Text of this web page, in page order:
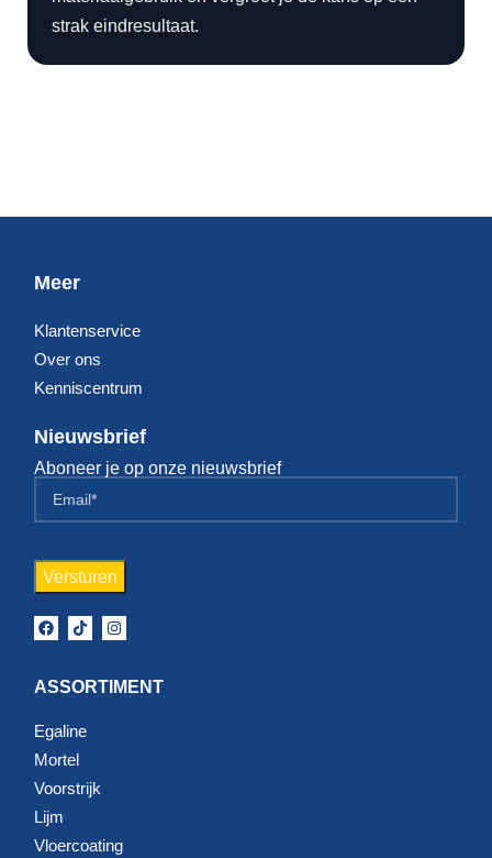
strak eindresultaat.
Meer
Klantenservice
Over ons
Kenniscentrum
Nieuwsbrief
Aboneer je op onze nieuwsbrief
ASSORTIMENT
Egaline
Mortel
Voorstrijk
Lijm
Vloercoating